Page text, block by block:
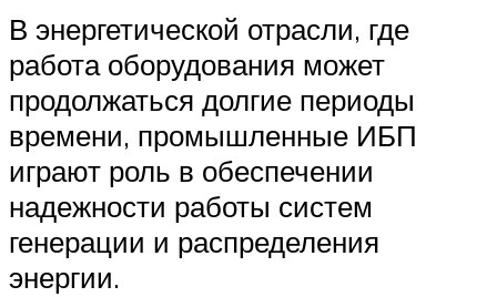
В энергетической отрасли, где
работа оборудования может
продолжаться долгие периоды
времени, промышленные ИБП
играют роль в обеспечении
надежности работы систем
генерации и распределения
энергии.